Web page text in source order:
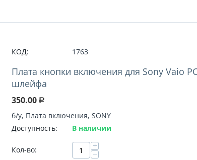
КОД: 1763
Плата кнопки включения для Sony Vaio
шлейфа
350.00 Р
б/у, Плата включения, SONY
Доступность:
В наличии
Кол-во: +
−